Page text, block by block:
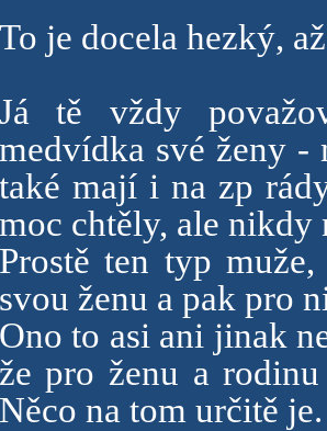
To je docela hezký,
Já tě vždy
medvídka své ženy
také mají i na zp
moc chtěly, ale nikdy
Prostě ten typ
svou ženu a pak pro
Ono to asi ani jinak
že pro ženu a
Něco na tom určitě je.